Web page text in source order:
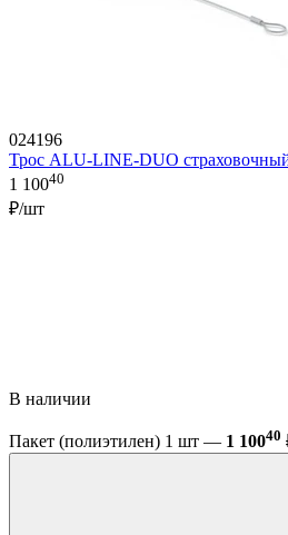
024196
Трос ALU-LINE-DUO
1 10040
₽/шт
В наличии
Пакет (полиэтилен) 1 шт — 1 10040